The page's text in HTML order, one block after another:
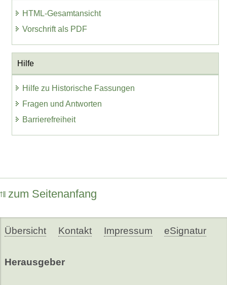
HTML-Gesamtansicht
Vorschrift als PDF
Hilfe
Hilfe zu Historische Fassungen
Fragen und Antworten
Barrierefreiheit
zum Seitenanfang
Übersicht Kontakt Impressum eSignatur
Herausgeber